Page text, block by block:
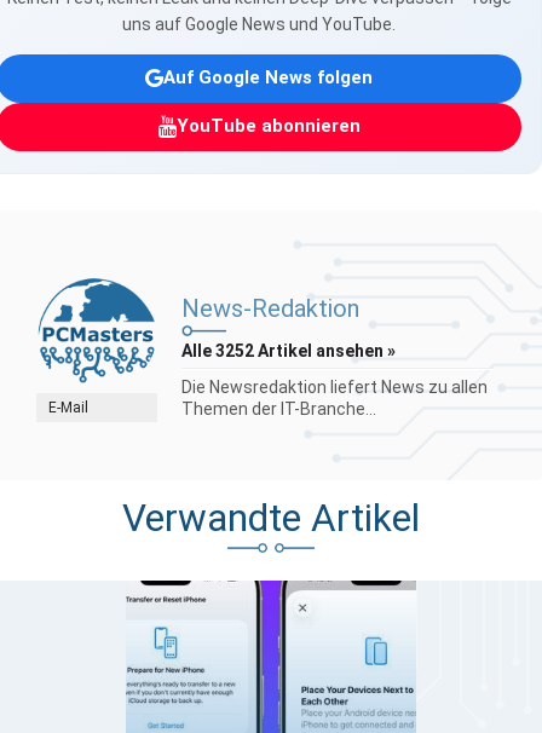
uns auf Google News und YouTube.
Auf Google News folgen
YouTube abonnieren
E-Mail
News-Redaktion
Alle 3252 Artikel ansehen »
Die Newsredaktion liefert News zu allen
Themen der IT-Branche...
Verwandte Artikel